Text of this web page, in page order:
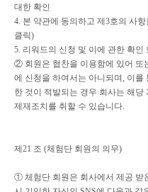
대한 확인
4. 본 약관에 동의하고 제 3호의 사항
클릭)
5. 리워드의 신청 및 이에 관한 확인
② 회원은 협찬을 이용함에 있어 또
에 신청을 하여서는 아니되며, 이를
한 것이 적발되는 경우 회사는 해당
제재조치를 취할 수 있습니다.
제 21 조 (체험단 회원의 의무)
① 체험단 회원은 회사에서 제공 받